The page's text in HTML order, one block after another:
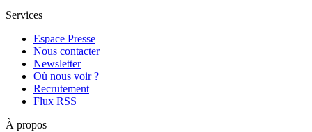
Services
Espace Presse
Nous contacter
Newsletter
Où nous voir ?
Recrutement
Flux RSS
À propos